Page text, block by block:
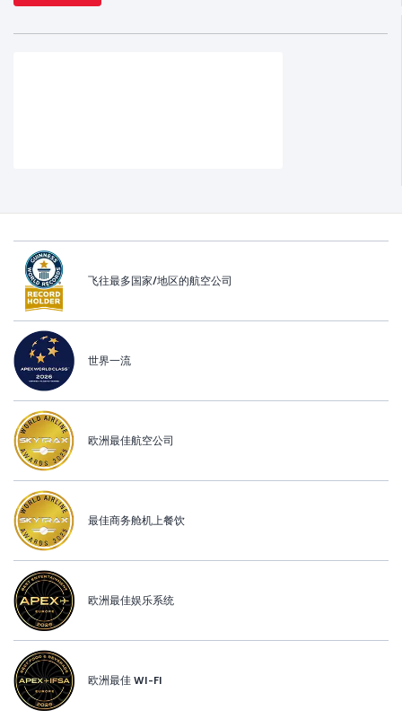
飞往最多国家/地区的航空公司
世界一流
欧洲最佳航空公司
最佳商务舱机上餐饮
欧洲最佳娱乐系统
欧洲最佳 WI-FI